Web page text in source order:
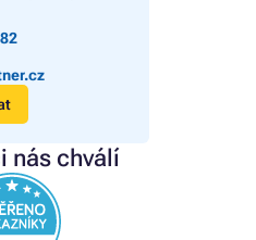
nás chválí